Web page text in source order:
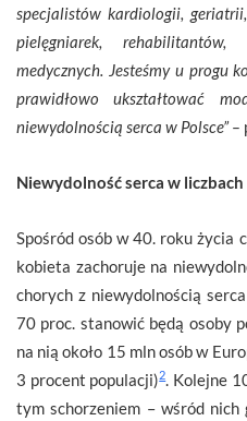
specjalistów kardiologii,
pielęgniarek,
medycznych. Jesteśmy u progu
prawidłowo ukształtować
niewydolnością serca w Polsce” –
Niewydolność serca w liczbach
Spośród osób w 40. roku życia
kobieta zachoruje na
chorych z niewydolnością
70 proc. stanowić będą osoby
na nią około 15 mln osób w
3 procent populacji)2. Kolejne
tym schorzeniem – wśród nich